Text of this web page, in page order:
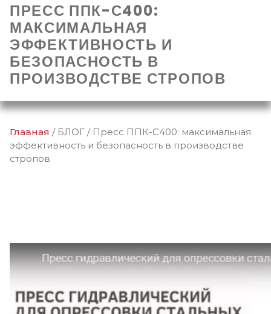
ПРЕСС ППК-С400:
МАКСИМАЛЬНАЯ
ЭФФЕКТИВНОСТЬ И
БЕЗОПАСНОСТЬ В
ПРОИЗВОДСТВЕ СТРОПОВ
Главная / БЛОГ / Пресс ППК-С400: максимальная
эффективность и безопасность в производстве
стропов